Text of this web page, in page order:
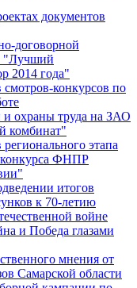
документов
договорной
"Лучший
2014 года"
конкурсов по
и охраны труда на ЗАО
комбинат"
этапа
ФНПР
итогов
к 70-летию
войне
и Победа глазами
мнения от
Самарской области